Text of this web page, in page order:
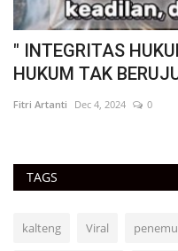
" INTEGRITAS
HUKUM TAK
Fitri Artanti Dec 4, 2024 0
TAGS
kalteng Viral